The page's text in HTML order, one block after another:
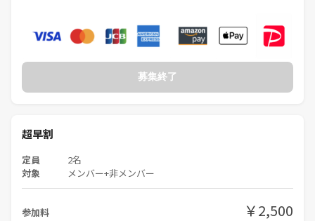
募集終了
超早割
定員 2名
対象 メンバー+非メンバー
参加料 ￥2,500